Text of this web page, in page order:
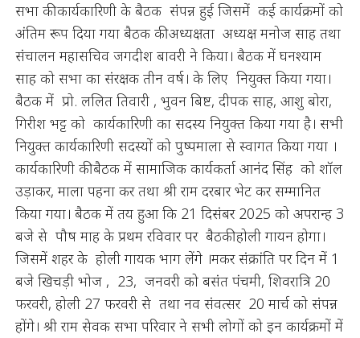
सभा की कार्यकारिणी के बैठक संपन्न हुई जिसमें कई कार्यक्रमों को
अंतिम रूप दिया गया बैठक की अध्यक्षता अध्यक्ष मनोज साह तथा
संचालन महासचिव जगदीश बावरी ने किया। बैठक में घनश्याम
साह को सभा का संरक्षक तीन वर्ष। के लिए नियुक्त किया गया।
बैठक में प्रो. ललित तिवारी , भुवन बिष्ट, दीपक साह, आशु बोरा,
गिरीश भट्ट को कार्यकारिणी का सदस्य नियुक्त किया गया है। सभी
नियुक्त कार्यकारिणी सदस्यों को पुष्पमाला से स्वागत किया गया ।
कार्यकारिणी की बैठक में सामाजिक कार्यकर्ता आनंद सिंह को शॉल
उड़ाकर, माला पहना कर तथा श्री राम दरबार भेट कर सम्मानित
किया गया। बैठक में तय हुआ कि 21 दिसंबर 2025 को अपरान्ह 3
बजे से पौष माह के प्रथम रविवार पर बैठकी होली गायन होगा।
जिसमें शहर के होली गायक भाग लेंगे ।मकर संक्रांति पर दिन में 1
बजे खिचड़ी भोज , 23, जनवरी को बसंत पंचमी, शिवरात्रि 20
फरवरी, होली 27 फरवरी से तथा नव संवत्सर 20 मार्च को संपन्न
होंगे। श्री राम सेवक सभा परिवार ने सभी लोगों को इन कार्यक्रमों में